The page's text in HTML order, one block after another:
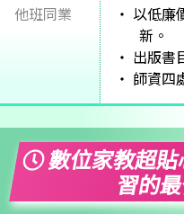
他班同業
以低廉
新。
出版書
師資四
數位家教超貼
習的